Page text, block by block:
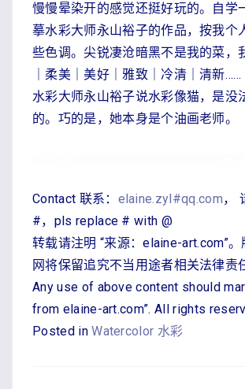
慢慢晕染开的感觉还挺好玩的。自学
摹水彩大师永山裕子的作品，按我个
些色调。尖锐凄沧暗黑不是我的菜，
｜柔美｜美好｜雅致｜冷清｜清新……
水彩大师永山裕子说水彩像猫，是没
的。巧的是，她本身是个油画老师。
Contact 联系： elaine.zyl#qq.com，
#，pls replace # with @
转载请注明 “来源：elaine-art.com”
网将保留追究不当用途者相关法律责
Any use of above content should
from elaine-art.com”. All rights
Posted inWatercolor 水彩